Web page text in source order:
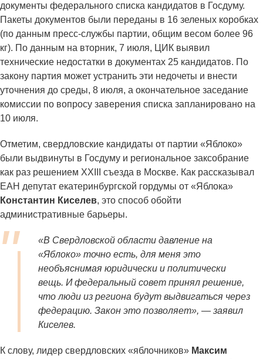
документы федерального списка кандидатов в Госдуму.
Пакеты документов были переданы в 16 зеленых коробках
(по данным пресс-службы партии, общим весом более 96
кг). По данным на вторник, 7 июля, ЦИК выявил
технические недостатки в документах 25 кандидатов. По
закону партия может устранить эти недочеты и внести
уточнения до среды, 8 июля, а окончательное заседание
комиссии по вопросу заверения списка запланировано на
10 июля.
Отметим, свердловские кандидаты от партии «Яблоко»
были выдвинуты в Госдуму и региональное заксобрание
как раз решением XXIII съезда в Москве. Как рассказывал
ЕАН депутат екатеринбургской гордумы от «Яблока»
Константин Киселев, это способ обойти
административные барьеры.
«В Свердловской области давление на
«Яблоко» точно есть, для меня это
необъяснимая юридически и политически
вещь. И федеральный совет принял решение,
что люди из региона будут выдвигаться через
федерацию. Закон это позволяет», — заявил
Киселев.
К слову, лидер свердловских «яблочников» Максим